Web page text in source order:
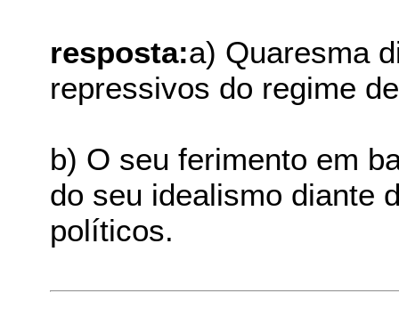
resposta:a) Quaresma
repressivos do regime
b) O seu ferimento em
do seu idealismo diante
políticos.